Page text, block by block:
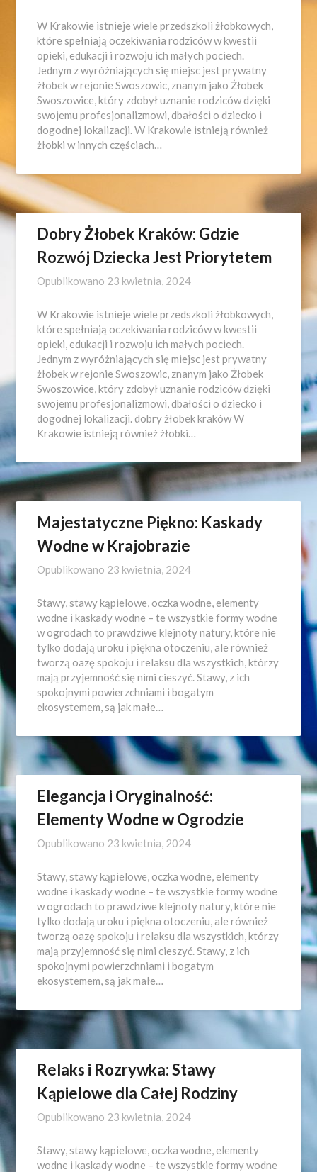
W Krakowie istnieje wiele przedszkoli żłobkowych,
które spełniają oczekiwania rodziców w kwestii
opieki, edukacji i rozwoju ich małych pociech.
Jednym z wyróżniających się miejsc jest prywatny
żłobek w rejonie Swoszowic, znanym jako Żłobek
Swoszowice, który zdobył uznanie rodziców dzięki
swojemu profesjonalizmowi, dbałości o dziecko i
dogodnej lokalizacji. W Krakowie istnieją również
żłobki w innych częściach…
Dobry Żłobek Kraków: Gdzie
Rozwój Dziecka Jest Priorytetem
Opublikowano 23 kwietnia, 2024
W Krakowie istnieje wiele przedszkoli żłobkowych,
które spełniają oczekiwania rodziców w kwestii
opieki, edukacji i rozwoju ich małych pociech.
Jednym z wyróżniających się miejsc jest prywatny
żłobek w rejonie Swoszowic, znanym jako Żłobek
Swoszowice, który zdobył uznanie rodziców dzięki
swojemu profesjonalizmowi, dbałości o dziecko i
dogodnej lokalizacji. dobry żłobek kraków W
Krakowie istnieją również żłobki…
Majestatyczne Piękno: Kaskady
Wodne w Krajobrazie
Opublikowano 23 kwietnia, 2024
Stawy, stawy kąpielowe, oczka wodne, elementy
wodne i kaskady wodne – te wszystkie formy wodne
w ogrodach to prawdziwe klejnoty natury, które nie
tylko dodają uroku i piękna otoczeniu, ale również
tworzą oazę spokoju i relaksu dla wszystkich, którzy
mają przyjemność się nimi cieszyć. Stawy, z ich
spokojnymi powierzchniami i bogatym
ekosystemem, są jak małe…
Elegancja i Oryginalność:
Elementy Wodne w Ogrodzie
Opublikowano 23 kwietnia, 2024
Stawy, stawy kąpielowe, oczka wodne, elementy
wodne i kaskady wodne – te wszystkie formy wodne
w ogrodach to prawdziwe klejnoty natury, które nie
tylko dodają uroku i piękna otoczeniu, ale również
tworzą oazę spokoju i relaksu dla wszystkich, którzy
mają przyjemność się nimi cieszyć. Stawy, z ich
spokojnymi powierzchniami i bogatym
ekosystemem, są jak małe…
Relaks i Rozrywka: Stawy
Kąpielowe dla Całej Rodziny
Opublikowano 23 kwietnia, 2024
Stawy, stawy kąpielowe, oczka wodne, elementy
wodne i kaskady wodne – te wszystkie formy wodne